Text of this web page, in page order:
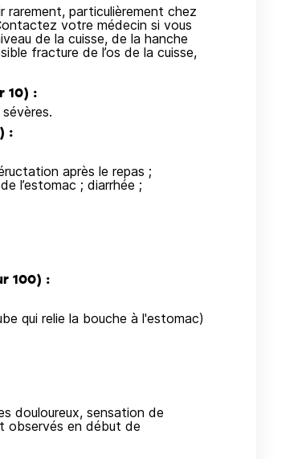
rarement, particulièrement chez
votre médecin si vous
de la cuisse, de la hanche
fracture de l’os de la cuisse,
10) :
:
après le repas ;
l’estomac ; diarrhée ;
100) :
qui relie la bouche à l'estomac)
douloureux, sensation de
observés en début de